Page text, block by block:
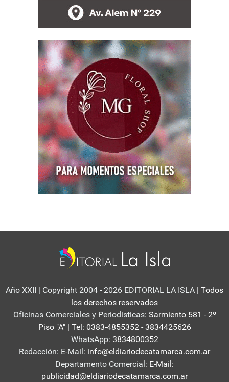
Año XXII | Copyright 2004 - 2026 EDITORIAL LA ISLA | Todos
los derechos reservados
Oficinas Comerciales y Periodisticas: Sarmiento 581 - 2º
Piso "A" | Tel: 0383-4855352 - 3834425626
WhatsApp: 3834800352
Redacción: E-Mail: info@eldiariodecatamarca.com.ar
Departamento Comercial: E-Mail:
publicidad@eldiariodecatamarca.com.ar